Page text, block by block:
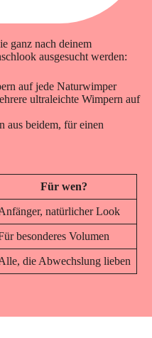
ganz nach deinem
ausgesucht werden:
auf jede Naturwimper
ultraleichte Wimpern auf
aus beidem, für einen
Für wen?
natürlicher Look
besonderes Volumen
die Abwechslung lieben